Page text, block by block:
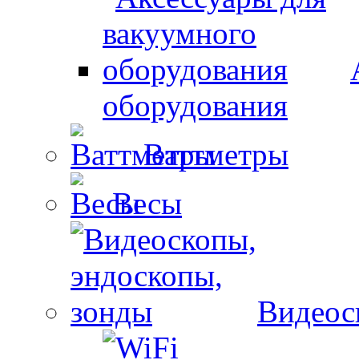
оборудования
Ваттметры
Весы